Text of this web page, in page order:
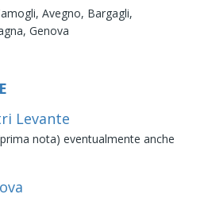
Avegno, Bargagli,
Genova
Levante
nota) eventualmente anche